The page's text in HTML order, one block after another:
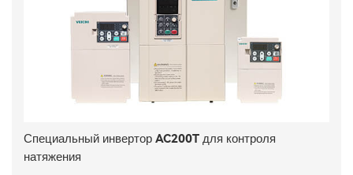
Специальный инвертор AC200T для контроля
натяжения